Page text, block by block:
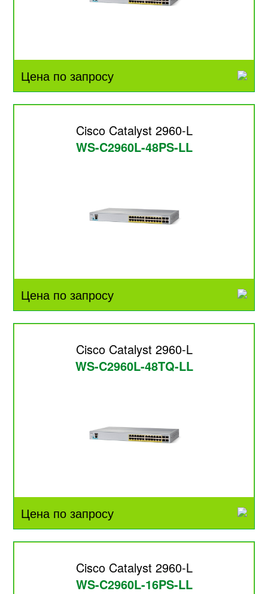
Цена по запросу
Cisco Catalyst 2960-L
WS-C2960L-48PS-LL
Цена по запросу
Cisco Catalyst 2960-L
WS-C2960L-48TQ-LL
Цена по запросу
Cisco Catalyst 2960-L
WS-C2960L-16PS-LL